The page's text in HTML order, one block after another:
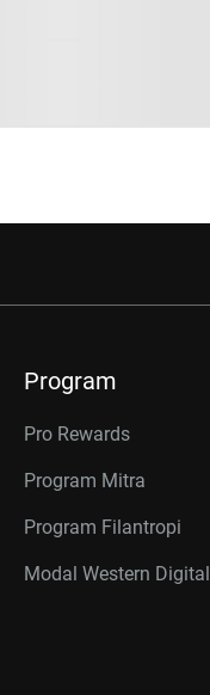
Program
Pro Rewards
Program Mitra
Program Filantropi
Modal Western Digital